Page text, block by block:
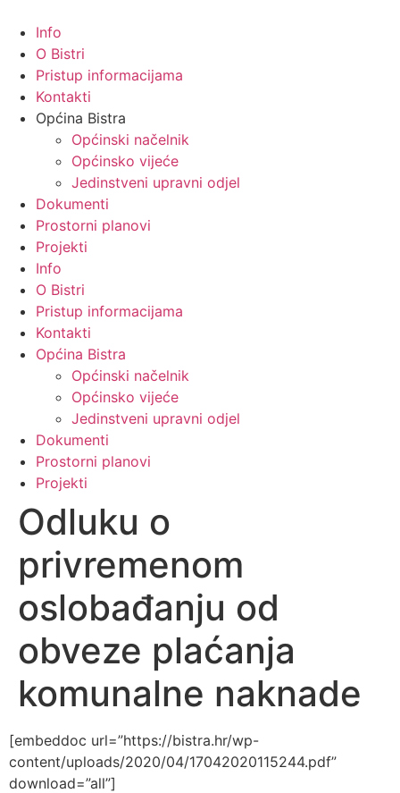
Info
O Bistri
Pristup informacijama
Kontakti
Općina Bistra
Općinski načelnik
Općinsko vijeće
Jedinstveni upravni odjel
Dokumenti
Prostorni planovi
Projekti
Info
O Bistri
Pristup informacijama
Kontakti
Općina Bistra
Općinski načelnik
Općinsko vijeće
Jedinstveni upravni odjel
Dokumenti
Prostorni planovi
Projekti
Odluku o
privremenom
oslobađanju od
obveze plaćanja
komunalne naknade
[embeddoc url=”https://bistra.hr/wp-
content/uploads/2020/04/17042020115244.pdf”
download=”all”]